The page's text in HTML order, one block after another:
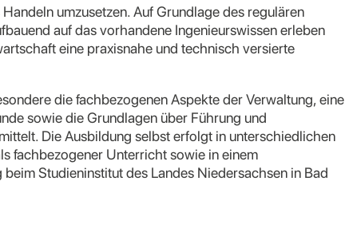
umzusetzen. Auf Grundlage des regulären
auf das vorhandene Ingenieurswissen erleben
eine praxisnahe und technisch versierte
die fachbezogenen Aspekte der Verwaltung, eine
sowie die Grundlagen über Führung und
Die Ausbildung selbst erfolgt in unterschiedlichen
fachbezogener Unterricht sowie in einem
Studieninstitut des Landes Niedersachsen in Bad